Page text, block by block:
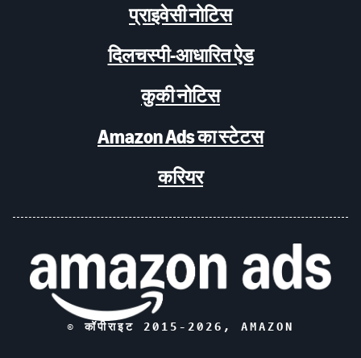
प्राइवेसी नोटिस
दिलचस्पी-आधारित ऐड
कुकी नोटिस
Amazon Ads का स्टेटस
करियर
© कॉपीराइट 2015- 2026 , AMAZON